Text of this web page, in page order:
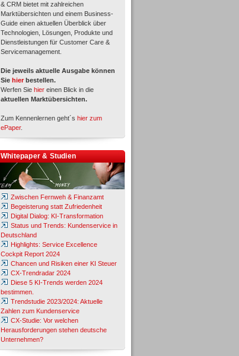
& CRM bietet mit zahlreichen
Marktübersichten und einem Business-
Guide einen aktuellen Überblick über
Technologien, Lösungen, Produkte und
Dienstleistungen für Customer Care &
Servicemanagement.
Die jeweils aktuelle Ausgabe können
Sie hier bestellen.
Werfen Sie hier einen Blick in die
aktuellen Marktübersichten.
Zum Kennenlernen geht´s hier zum
ePaper.
Whitepaper & Studien
Zwischen Fernweh & Finanzamt
Begeisterung statt Zufriedenheit
Digital Dialog: KI-Transformation
Status und Trends: Kundenservice in
Deutschland
Highlights: Service Excellence
Cockpit Report 2024
Chancen und Risiken einer KI Steuer
CX-Trendradar 2024
Diese 5 KI-Trends werden 2024
bestimmen.
Trendstudie 2023/2024: Aktuelle
Zahlen zum Kundenservice
CX-Studie: Vor welchen
Herausforderungen stehen deutsche
Unternehmen?